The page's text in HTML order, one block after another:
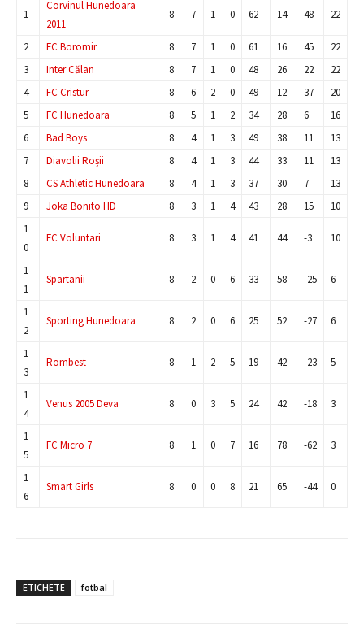
1
Corvinul Hunedoara
2011
8 7 1 0 62 14 48 22
2 FC Boromir 8 7 1 0 61 16 45
22
3
Inter Călan 8 7 1 0 48 26 22
22
4
FC Cristur 8 6 2 0 49 12 37
20
5
FC Hunedoara 8 5 1 2 34 28 6
16
6
Bad Boys 8 4 1 3 49 38 11
13
7
Diavolii Roșii 8 4 1 3 44 33 11
13
8
CS Athletic Hunedoara 8 4 1 3 37 30 7
13
9
Joka Bonito HD 8 3 1 4 43 28 15
10
1
0
FC Voluntari 8 3 1 4 41 44 -3 10
1
1
Spartanii 8 2 0 6 33 58 -25 6
1
2
Sporting Hunedoara 8 2 0 6 25 52 -27 6
1
3
Rombest 8 1 2 5 19 42 -23 5
1
4
Venus 2005 Deva 8 0 3 5 24 42 -18 3
1
5
FC Micro 7 8 1 0 7 16 78 -62 3
1
6
Smart Girls 8 0 0 8 21 65 -44 0
ETICHETE fotbal